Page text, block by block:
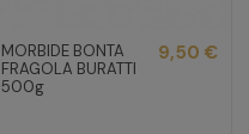
MORBIDE BONTA
FRAGOLA BURATTI
500g
9,50 €